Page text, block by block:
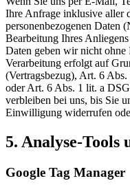
Ihre Anfrage inklusive aller
personenbezogenen Daten
Bearbeitung Ihres
Daten geben wir nicht
Verarbeitung erfolgt auf
(Vertragsbezug), Art. 6
oder Art. 6 Abs. 1 lit. a
verbleiben bei uns, bis Sie
Einwilligung widerrufen
5. Analyse-Tools
Google Tag Manager